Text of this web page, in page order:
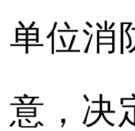
单位消
意 ，决